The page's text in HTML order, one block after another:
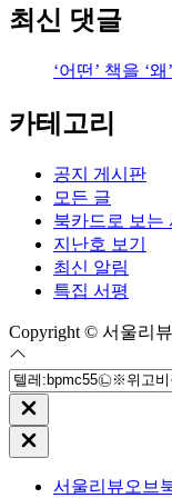
최신 댓글
‘어떤’ 책을 ‘
카테고리
공지 게시판
모든 글
북카드로 보는
지난호 보기
최신 알림
특집 서평
Copyright © 서울리
검
색:Close
search
Close
Off
서울리뷰오브